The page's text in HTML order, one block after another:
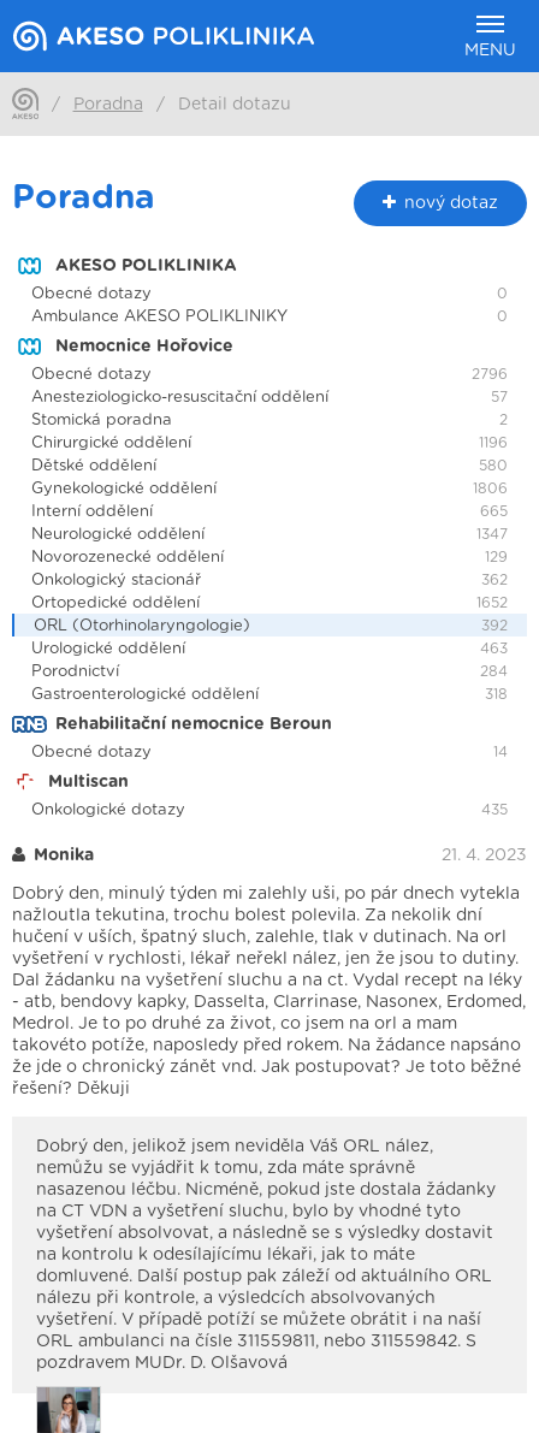
MENU
/ Poradna / Detail dotazu
Poradna nový dotaz
AKESO POLIKLINIKA
Obecné dotazy 0
Ambulance AKESO POLIKLINIKY 0
Nemocnice Hořovice
Obecné dotazy 2796
Anesteziologicko-resuscitační oddělení 57
Stomická poradna 2
Chirurgické oddělení 1196
Dětské oddělení 580
Gynekologické oddělení 1806
Interní oddělení 665
Neurologické oddělení 1347
Novorozenecké oddělení 129
Onkologický stacionář 362
Ortopedické oddělení 1652
ORL (Otorhinolaryngologie) 392
Urologické oddělení 463
Porodnictví 284
Gastroenterologické oddělení 318
Rehabilitační nemocnice Beroun
Obecné dotazy 14
Multiscan
Onkologické dotazy 435
Monika 21. 4. 2023
Dobrý den, minulý týden mi zalehly uši, po pár dnech vytekla
nažloutla tekutina, trochu bolest polevila. Za nekolik dní
hučení v uších, špatný sluch, zalehle, tlak v dutinach. Na orl
vyšetření v rychlosti, lékař neřekl nález, jen že jsou to dutiny.
Dal žádanku na vyšetření sluchu a na ct. Vydal recept na léky
- atb, bendovy kapky, Dasselta, Clarrinase, Nasonex, Erdomed,
Medrol. Je to po druhé za život, co jsem na orl a mam
takovéto potíže, naposledy před rokem. Na žádance napsáno
že jde o chronický zánět vnd. Jak postupovat? Je toto běžné
řešení? Děkuji
Dobrý den, jelikož jsem neviděla Váš ORL nález,
nemůžu se vyjádřit k tomu, zda máte správně
nasazenou léčbu. Nicméně, pokud jste dostala žádanky
na CT VDN a vyšetření sluchu, bylo by vhodné tyto
vyšetření absolvovat, a následně se s výsledky dostavit
na kontrolu k odesílajícímu lékaři, jak to máte
domluvené. Další postup pak záleží od aktuálního ORL
nálezu při kontrole, a výsledcích absolvovaných
vyšetření. V případě potíží se můžete obrátit i na naší
ORL ambulanci na čísle 311559811, nebo 311559842. S
pozdravem MUDr. D. Olšavová